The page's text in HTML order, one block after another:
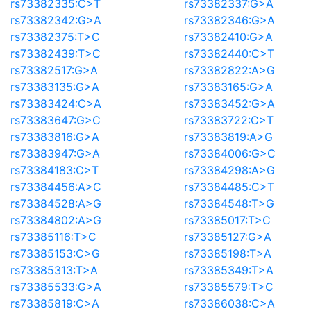
rs73382335:C>T
rs73382337:G>A
rs73382342:G>A
rs73382346:G>A
rs73382375:T>C
rs73382410:G>A
rs73382439:T>C
rs73382440:C>T
rs73382517:G>A
rs73382822:A>G
rs73383135:G>A
rs73383165:G>A
rs73383424:C>A
rs73383452:G>A
rs73383647:G>C
rs73383722:C>T
rs73383816:G>A
rs73383819:A>G
rs73383947:G>A
rs73384006:G>C
rs73384183:C>T
rs73384298:A>G
rs73384456:A>C
rs73384485:C>T
rs73384528:A>G
rs73384548:T>G
rs73384802:A>G
rs73385017:T>C
rs73385116:T>C
rs73385127:G>A
rs73385153:C>G
rs73385198:T>A
rs73385313:T>A
rs73385349:T>A
rs73385533:G>A
rs73385579:T>C
rs73385819:C>A
rs73386038:C>A